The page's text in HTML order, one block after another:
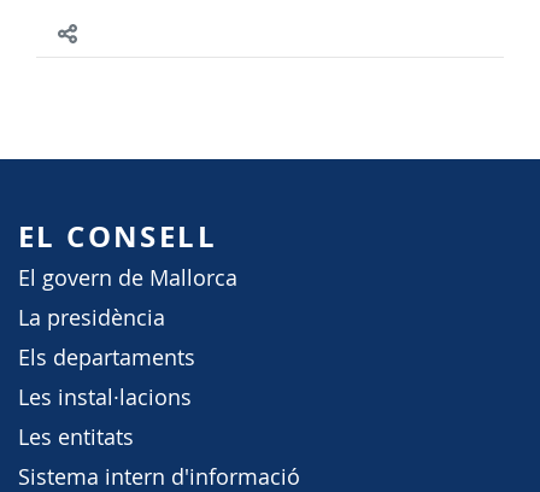
EL CONSELL
El govern de Mallorca
La presidència
Els departaments
Les instal·lacions
Les entitats
Sistema intern d'informació